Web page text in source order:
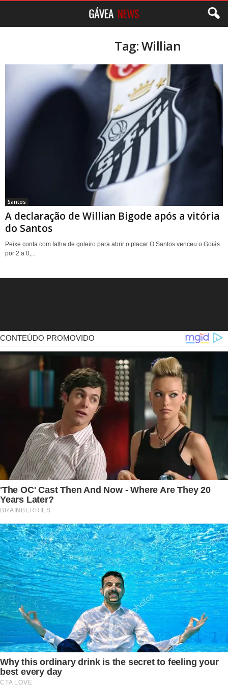
Tag: Willian
Santos
A declaração de Willian Bigode após a vitória
do Santos
Peixe conta com falha de goleiro para abrir o placar O Santos venceu o Goiás
por 2 a 0,...